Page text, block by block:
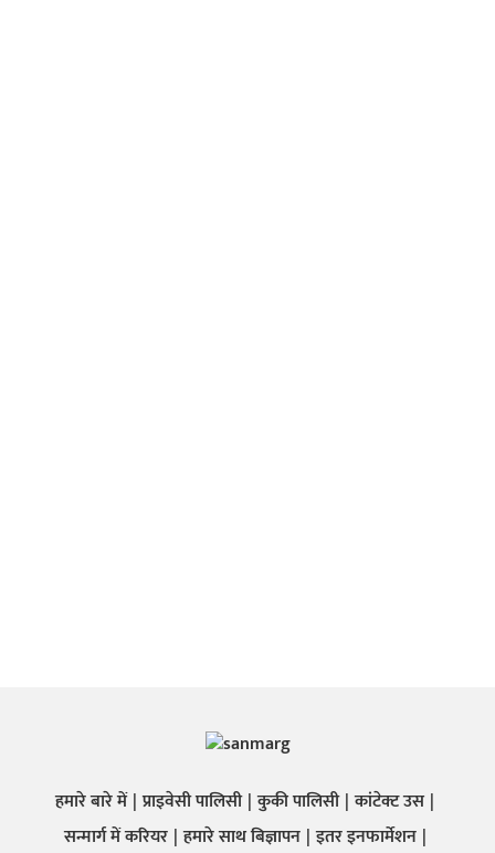
हमारे बारे में प्राइवेसी पालिसी कुकी पालिसी कांटेक्ट उस
सन्मार्ग में करियर हमारे साथ बिज्ञापन इतर इनफार्मेशन